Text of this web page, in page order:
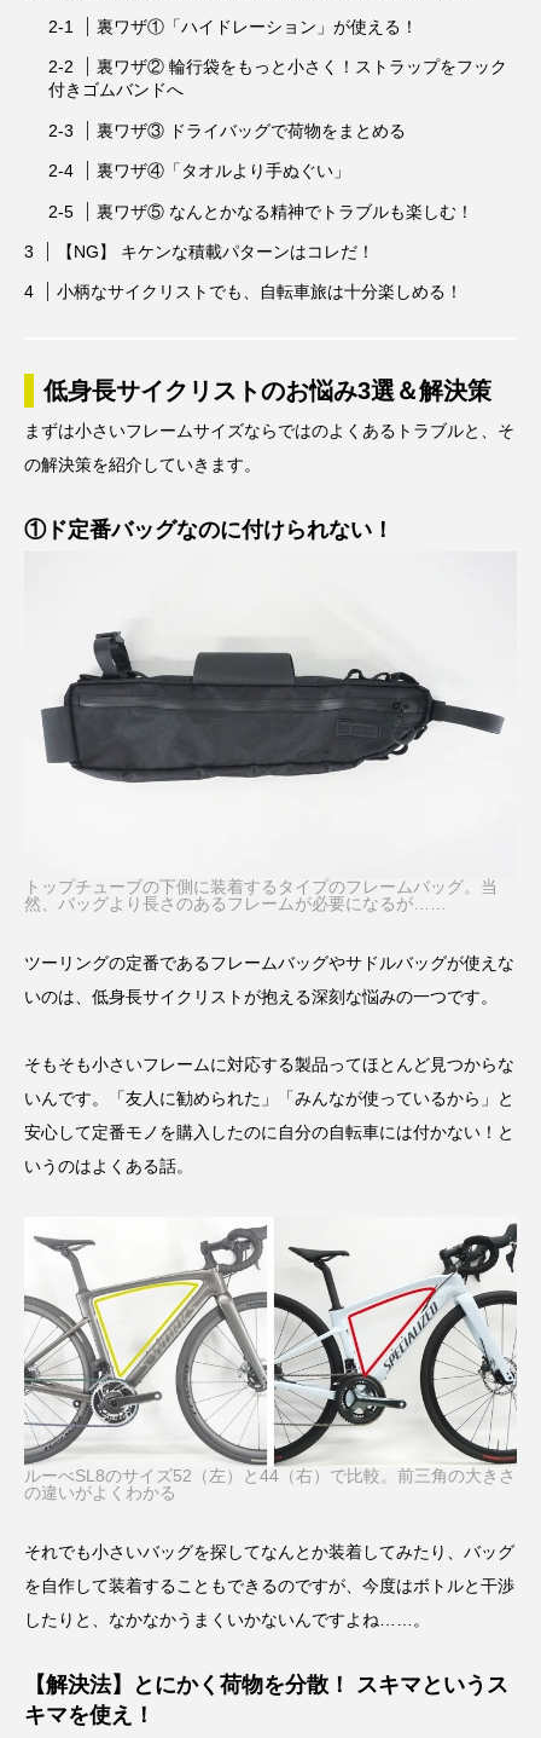
裏ワザ①「ハイドレーション」が使える！
裏ワザ② 輪行袋をもっと小さく！ストラップをフック
付きゴムバンドへ
裏ワザ③ ドライバッグで荷物をまとめる
裏ワザ④「タオルより手ぬぐい」
裏ワザ⑤ なんとかなる精神でトラブルも楽しむ！
【NG】 キケンな積載パターンはコレだ！
小柄なサイクリストでも、自転車旅は十分楽しめる！
低身長サイクリストのお悩み3選＆解決策
まずは小さいフレームサイズならではのよくあるトラブルと、そ
の解決策を紹介していきます。
①ド定番バッグなのに付けられない！
トップチューブの下側に装着するタイプのフレームバッグ。当
然、バッグより長さのあるフレームが必要になるが……
ツーリングの定番であるフレームバッグやサドルバッグが使えな
いのは、低身長サイクリストが抱える深刻な悩みの一つです。
そもそも小さいフレームに対応する製品ってほとんど見つからな
いんです。「友人に勧められた」「みんなが使っているから」と
安心して定番モノを購入したのに自分の自転車には付かない！と
いうのはよくある話。
ルーべSL8のサイズ52（左）と44（右）で比較。前三角の大きさ
の違いがよくわかる
それでも小さいバッグを探してなんとか装着してみたり、バッグ
を自作して装着することもできるのですが、今度はボトルと干渉
したりと、なかなかうまくいかないんですよね……。
【解決法】とにかく荷物を分散！ スキマというス
キマを使え！